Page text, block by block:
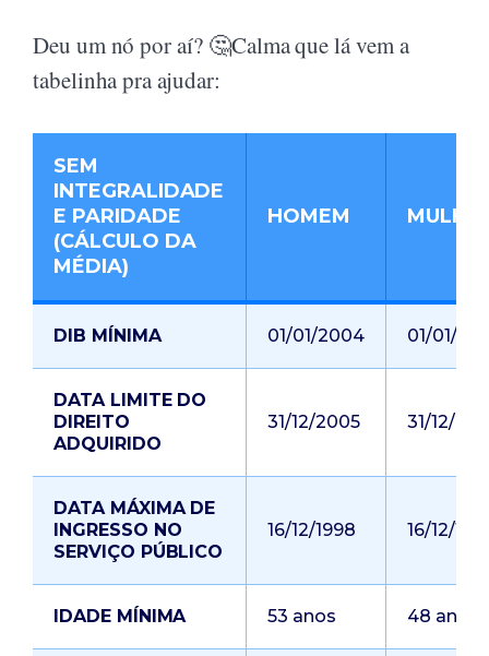
Deu um nó por aí? 🤔Calma que lá vem a
tabelinha pra ajudar:
SEM
INTEGRALIDADE
E PARIDADE
(CÁLCULO DA
MÉDIA)
HOMEM
DIB MÍNIMA 01/01/2004 01/01/
DATA LIMITE DO
DIREITO
ADQUIRIDO
31/12/2005 31/12/
DATA MÁXIMA DE
INGRESSO NO
SERVIÇO PÚBLICO
16/12/1998 16/12/
IDADE MÍNIMA 53 anos 48 anos